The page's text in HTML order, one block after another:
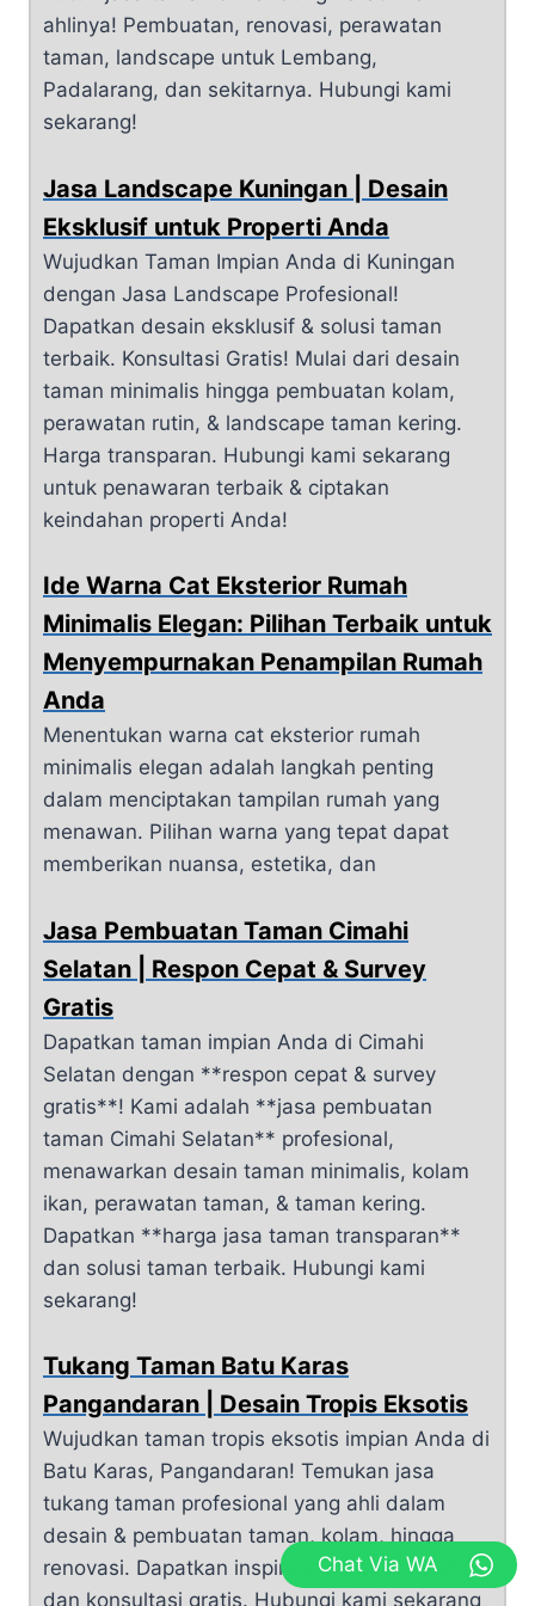
ahlinya! Pembuatan, renovasi, perawatan
taman, landscape untuk Lembang,
Padalarang, dan sekitarnya. Hubungi kami
sekarang!
Jasa Landscape Kuningan | Desain
Eksklusif untuk Properti Anda
Wujudkan Taman Impian Anda di Kuningan
dengan Jasa Landscape Profesional!
Dapatkan desain eksklusif & solusi taman
terbaik. Konsultasi Gratis! Mulai dari desain
taman minimalis hingga pembuatan kolam,
perawatan rutin, & landscape taman kering.
Harga transparan. Hubungi kami sekarang
untuk penawaran terbaik & ciptakan
keindahan properti Anda!
Ide Warna Cat Eksterior Rumah
Minimalis Elegan: Pilihan Terbaik untuk
Menyempurnakan Penampilan Rumah
Anda
Menentukan warna cat eksterior rumah
minimalis elegan adalah langkah penting
dalam menciptakan tampilan rumah yang
menawan. Pilihan warna yang tepat dapat
memberikan nuansa, estetika, dan
Jasa Pembuatan Taman Cimahi
Selatan | Respon Cepat & Survey
Gratis
Dapatkan taman impian Anda di Cimahi
Selatan dengan **respon cepat & survey
gratis**! Kami adalah **jasa pembuatan
taman Cimahi Selatan** profesional,
menawarkan desain taman minimalis, kolam
ikan, perawatan taman, & taman kering.
Dapatkan **harga jasa taman transparan**
dan solusi taman terbaik. Hubungi kami
sekarang!
Tukang Taman Batu Karas
Pangandaran | Desain Tropis Eksotis
Wujudkan taman tropis eksotis impian Anda di
Batu Karas, Pangandaran! Temukan jasa
tukang taman profesional yang ahli dalam
desain & pembuatan taman, kolam, hingga
renovasi. Dapatkan inspirasi, harga kompetitif,
dan konsultasi gratis. Hubungi kami sekarang
Chat Via WA